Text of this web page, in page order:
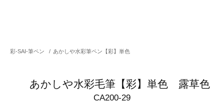
彩-SAI-筆ペン / あかしや水彩筆ペン【彩】単色
あかしや水彩毛筆【彩】単色 露草色
CA200-29